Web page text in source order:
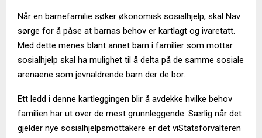
Når en barnefamilie søker økonomisk sosialhjelp, skal Nav
sørge for å påse at barnas behov er kartlagt og ivaretatt.
Med dette menes blant annet barn i familier som mottar
sosialhjelp skal ha mulighet til å delta på de samme sosiale
arenaene som jevnaldrende barn der de bor.
Ett ledd i denne kartleggingen blir å avdekke hvilke behov
familien har ut over de mest grunnleggende. Særlig når det
gjelder nye sosialhjelpsmottakere er det viStatsforvalteren